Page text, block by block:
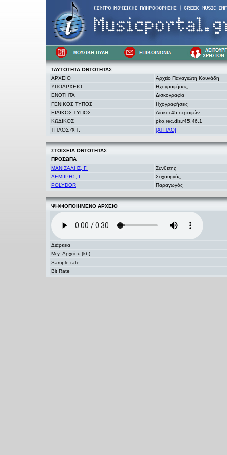
ΤΑΥΤΟΤΗΤΑ ΟΝΤΟΤΗΤΑΣ
ΑΡΧΕΙΟ
Αρχείο Παναγιώτη Κουνάδη
ΥΠΟΑΡΧΕΙΟ
Ηχογραφήσεις
ΕΝΟΤΗΤΑ
Δισκογραφία
ΓΕΝΙΚΟΣ ΤΥΠΟΣ
Ηχογραφήσεις
ΕΙΔΙΚΟΣ ΤΥΠΟΣ
Δίσκοι 45 στροφών
ΚΩΔΙΚΟΣ
pko.rec.dis.r45.46.1
ΤΙΤΛΟΣ Φ.Τ.
[ΑΤΙΤΛΟ]
ΣΤΟΙΧΕΙΑ ΟΝΤΟΤΗΤΑΣ
ΠΡΟΣΩΠΑ
ΜΑΝΙΣΑΛΗΣ, Γ.
Συνθέτης
ΔΕΜΙΙΡΗΣ, Ι.
Στιχουργός
POLYDOR
Παραγωγός
ΨΗΦΙΟΠΟΙΗΜΕΝΟ ΑΡΧΕΙΟ
Διάρκεια
Μεγ. Αρχείου (kb)
Sample rate
Bit Rate